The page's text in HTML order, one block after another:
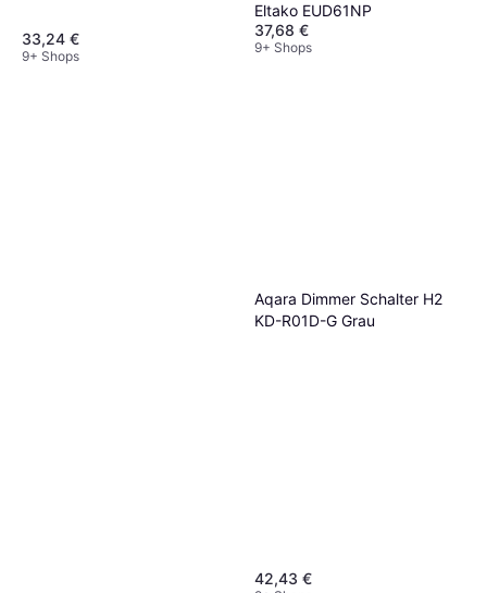
33,24 €
9+ Shops
Eltako EUD61NP
37,68 €
9+ Shops
Aqara Dimmer Schalter H2
KD-R01D-G Grau
42,43 €